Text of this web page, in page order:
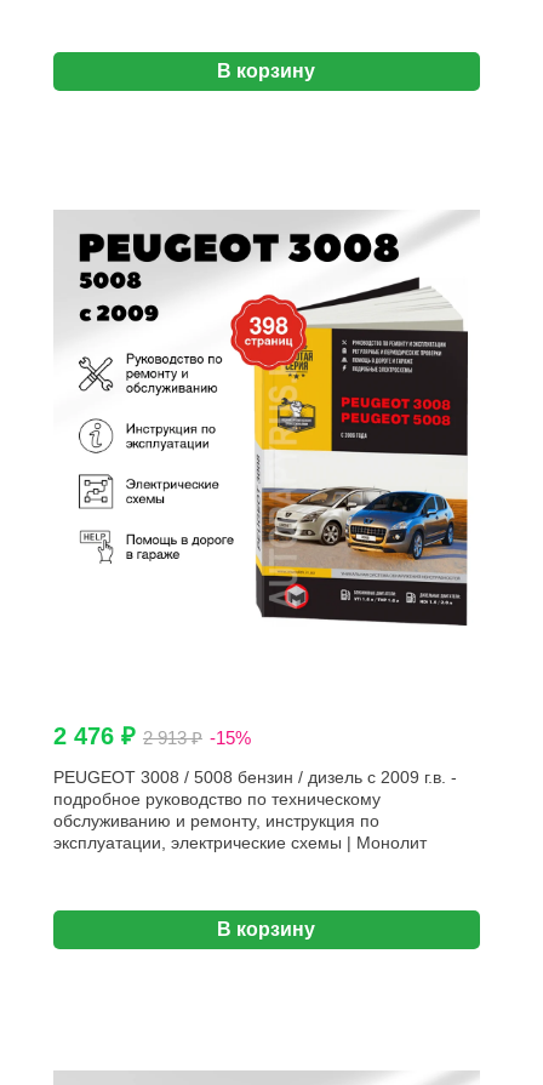
В корзину
2 476 ₽ 2 913 ₽ -15%
PEUGEOT 3008 / 5008 бензин / дизель с 2009 г.в. -
подробное руководство по техническому
обслуживанию и ремонту, инструкция по
эксплуатации, электрические схемы | Монолит
В корзину